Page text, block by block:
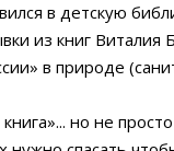
в детскую
из книг Виталия
в природе
но не